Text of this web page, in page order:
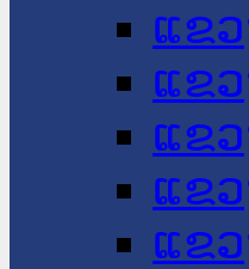
ແຂ
ແຂ
ແຂ
ແຂ
ແຂ